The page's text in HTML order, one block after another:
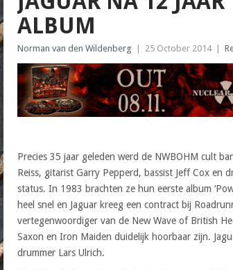
ALBUM
Norman van den Wildenberg 25 October 2014
Precies 35 jaar geleden werd de NWBOHM cult
Reiss, gitarist Garry Pepperd, bassist Jeff Cox en
status. In 1983 brachten ze hun eerste album
heel snel en Jaguar kreeg een contract bij
vertegenwoordiger van de New Wave of British
Saxon en Iron Maiden duidelijk hoorbaar zijn.
drummer Lars Ulrich.